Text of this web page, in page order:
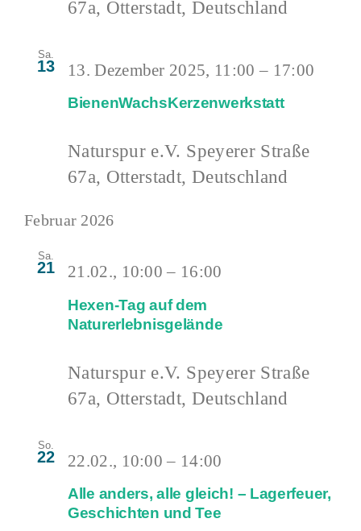
67a, Otterstadt, Deutschland
Sa.
13
BienenWachsKerzenwerkstatt
13. Dezember 2025, 11:00 – 17:00
Naturspur e.V. Speyerer Straße
67a, Otterstadt, Deutschland
Februar 2026
Sa.
21
Hexen-Tag auf dem
Naturerlebnisgelände
21.02., 10:00 – 16:00
Naturspur e.V. Speyerer Straße
67a, Otterstadt, Deutschland
So.
22
Alle anders, alle gleich! – Lagerfeuer,
Geschichten und Tee
22.02., 10:00 – 14:00